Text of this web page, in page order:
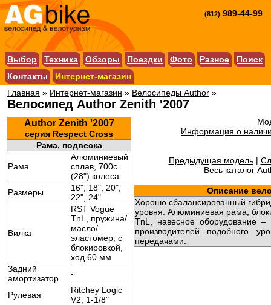
(812) 989-44-99
Выбор Техника Обзоры Поездки Фото Разное
Поиск
Контакты
Интернет-магазин
Главная » Интернет-магазин » Велосипеды Author »
Велосипед Author Zenith '2007
Author Zenith '2007
серия Respect Cross
Рама, подвеска
Рама
Алюминиевый
сплав, 700c
(28") колеса
Размеры
16", 18", 20",
22", 24"
Вилка
RST Vogue
TnL, пружина/
масло/
эластомер, с
блокировкой,
ход 60 мм
Задний
амортизатор
-
Рулевая
Ritchey Logic
V2, 1-1/8"
Информация о
Предыдущая модель|
Весь каталог
Описание
Хорошо сбалансированный
уровня. Алюминиевая рама,
TnL, навесное оборудование
производителей подобного
передачами.